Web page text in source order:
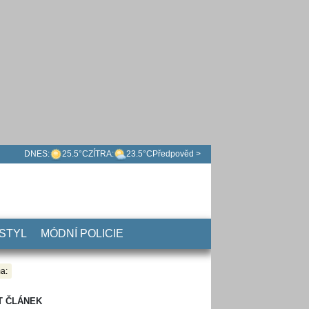
DNES: 25.5°CZÍTRA: 23.5°C Předpověd >
MÓDNÍ POLICIE
ČLÁNEK